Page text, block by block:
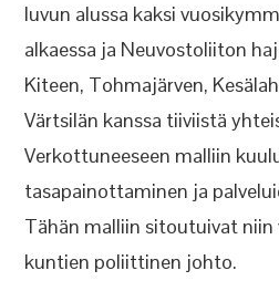
luvun alussa kaksi
alkaessa ja Neuvostoliiton
Kiteen, Tohmajärven,
Värtsilän kanssa tiiviistä
Verkottuneeseen malliin
tasapainottaminen ja
Tähän malliin sitoutuivat
kuntien poliittinen johto.